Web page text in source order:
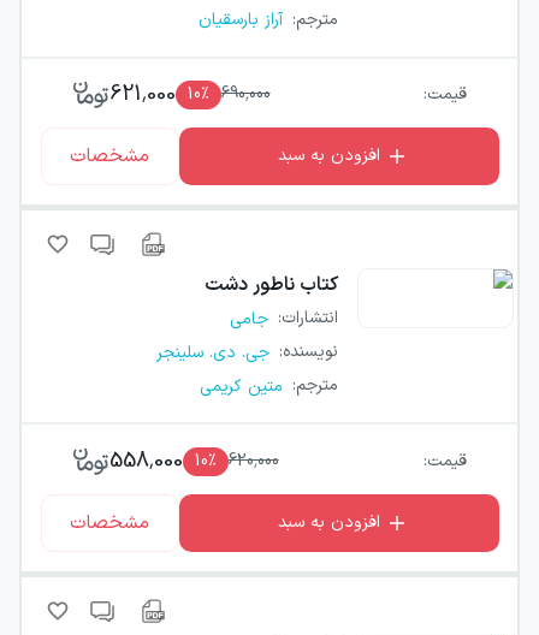
مترجم: آراز بارسقیان
قیمت: 690,000
10٪ 621,000
افزودن به سبد مشخصات
کتاب ناطور دشت
انتشارات: جامی
نویسنده: جی. دی. سلینجر
مترجم: متین کریمی
قیمت: 620,000
10٪ 558,000
افزودن به سبد مشخصات